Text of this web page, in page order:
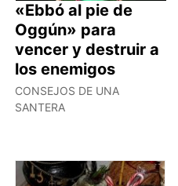
«Ebbó al pie de
Oggún» para
vencer y destruir a
los enemigos
CONSEJOS DE UNA
SANTERA